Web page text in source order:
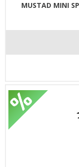
MUSTAD MINI